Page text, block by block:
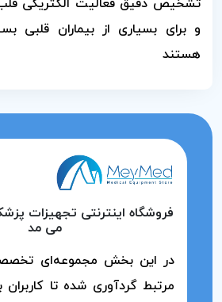
تشخیص دقیق فعالیت الکتریکی
و برای بسیاری از بیماران قلبی
هستند
فروشگاه اینترنتی تجهیزات
می مد
در این بخش مجموعه‌ای
مرتبط گردآوری شده تا کاربران